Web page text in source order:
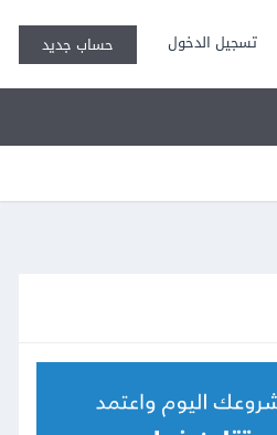
تسجيل الدخول حساب جديد